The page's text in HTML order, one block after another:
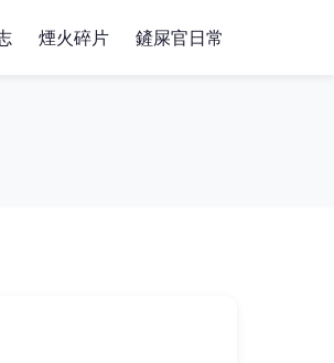
煙火碎片 鏟屎官日常